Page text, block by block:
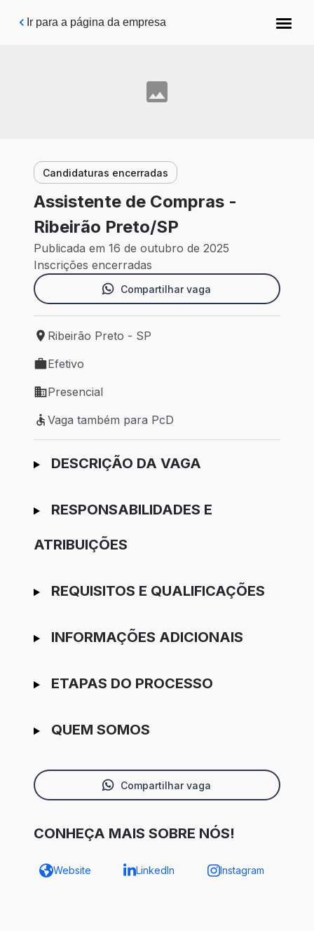
Pular para o conteúdo principal
Ir para a página da empresa
Candidaturas encerradas
Assistente de Compras -
Ribeirão Preto/SP
Publicada em 16 de outubro de 2025
Inscrições encerradas
Compartilhar vaga
Local de trabalho: Ribeirão Preto - SP
Ribeirão Preto - SP
Tipo de vaga: Efetivo
Efetivo
Modelo de trabalho: Presencial
Presencial
Vaga também para PcD
Vaga também para PcD
Ir para candidatura
DESCRIÇÃO DA VAGA
RESPONSABILIDADES E
ATRIBUIÇÕES
REQUISITOS E QUALIFICAÇÕES
INFORMAÇÕES ADICIONAIS
ETAPAS DO PROCESSO
QUEM SOMOS
Compartilhar vaga
CONHEÇA MAIS SOBRE NÓS!
Website LinkedIn Instagram